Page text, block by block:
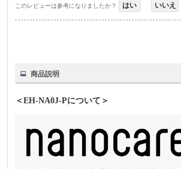
このレビューは参考になりましたか？ はい いいえ
商品説明
＜EH-NA0J-Pについて＞